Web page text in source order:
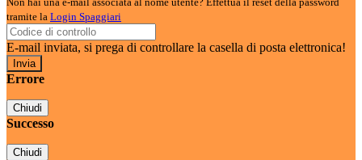
tramite la Login Spaggiari
E-mail inviata, si prega di controllare la casella di posta elettronica!
Errore
Chiudi
Successo
Chiudi